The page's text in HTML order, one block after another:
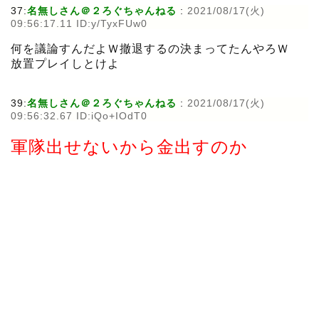
37:名無しさん＠２ろぐちゃんねる : 2021/08/17(火)
09:56:17.11 ID:y/TyxFUw0
何を議論すんだよＷ撤退するの決まってたんやろＷ
放置プレイしとけよ
39:名無しさん＠２ろぐちゃんねる : 2021/08/17(火)
09:56:32.67 ID:iQo+IOdT0
軍隊出せないから金出すのか